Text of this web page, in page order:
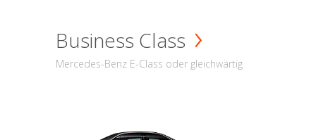
Business Class
Mercedes-Benz E-Class oder gleichwärtig